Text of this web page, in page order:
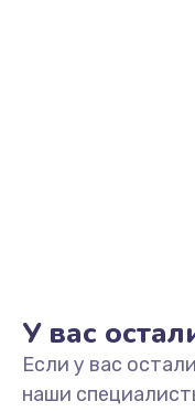
У вас
Если у вас
наши